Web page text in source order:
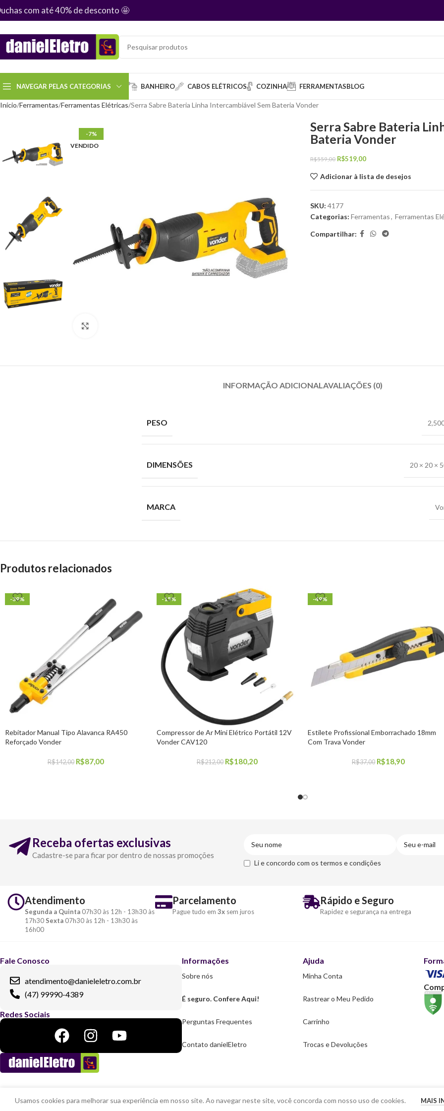
com até 40% de desconto 🤩
NAVEGAR PELAS CATEGORIAS BANHEIRO CABOS ELÉTRICOS COZINHA FERRAMENTASBLOG
Início Ferramentas Ferramentas Elétricas Serra Sabre Bateria Linha Intercambiável Sem Bateria Vonder
-7%
VENDIDO
Serra Sabre Bateria
Bateria Vonder
R$559,00 R$519,00
Adicionar à lista de desejos
SKU: 4177
Categorias: Ferramentas, Ferramentas
Compartilhar:
INFORMAÇÃO ADICIONALAVALIAÇÕES (0)
PESO
DIMENSÕES 20 × 20 ×
MARCA
Produtos relacionados
-39%
Rebitador Manual Tipo Alavanca RA450
Reforçado Vonder
R$142,00 R$87,00
-15%
Compressor de Ar Mini Elétrico Portátil 12V
Vonder CAV120
R$212,00 R$180,20
-49%
Estilete Profissional Emborrachado 18mm
Com Trava Vonder
R$37,00 R$18,90
Receba ofertas exclusivas
Cadastre-se para ficar por dentro de nossas promoções
Li e concordo com os termos e condições
Atendimento
Segunda a Quinta 07h30 às 12h - 13h30 às
17h30 Sexta 07h30 às 12h - 13h30 às
16h00
Parcelamento
Pague tudo em 3x sem juros
Rápido e Seguro
Rapidez e segurança na entrega
Fale Conosco
atendimento@danieleletro.com.br
(47) 99990-4389
Redes Sociais
Informações
Sobre nós
É seguro. Confere Aqui!
Perguntas Frequentes
Contato danielEletro
Ajuda
Minha Conta
Rastrear o Meu Pedido
Carrinho
Trocas e Devoluções
Usamos cookies para melhorar sua experiência em nosso site. Ao navegar neste site, você concorda com nosso uso de cookies. MAIS